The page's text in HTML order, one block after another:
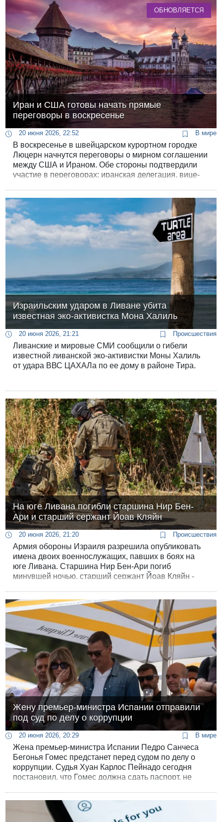
ОБНОВЛЯЕТСЯ
Иран и США готовы начать прямые
переговоры в воскресенье
20 июня 2026, 22:52 В мире
В воскресенье в швейцарском курортном городке
Люцерн начнутся переговоры о мирном соглашении
между США и Ираном. Обе стороны подтвердили
участие в переговорах; иранская делегация, вице-
Израильским ударом в Ливане убита
известная эко-активистка Мона Халиль
20 июня 2026, 21:21 Происшествия
Ливанские и мировые СМИ сообщили о гибели
известной ливанской эко-активистки Моны Халиль
от удара ВВС ЦАХАЛа по ее дому в районе Тира.
На юге Ливана погибли старшина Нир Бен-
Ари и старший сержант Йоав Кляйн
20 июня 2026, 21:20 Происшествия
Армия обороны Израиля разрешила опубликовать
имена двоих военнослужащих, павших в боях на
юге Ливана. Старшина Нир Бен-Ари погиб
минувшей ночью, старший сержант Йоав Кляйн -
Жену премьер-министра Испании отправили
под суд по делу о коррупции
20 июня 2026, 20:29 В мире
Жена премьер-министра Испании Педро Санчеса
Бегонья Гомес предстанет перед судом по делу о
коррупции. Судья Хуан Карлос Пейнадо сегодня
постановил, что Гомес должна сдать паспорт, не